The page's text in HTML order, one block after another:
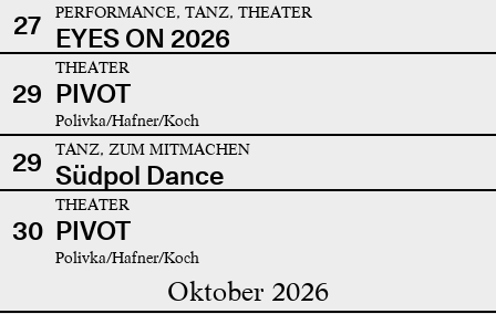
27 PERFORMANCE, TANZ, THEATER
EYES ON 2026
29
THEATER
PIVOT
Polivka/Hafner/Koch
29 TANZ, ZUM MITMACHEN
Südpol Dance
30
THEATER
PIVOT
Polivka/Hafner/Koch
Oktober 2026